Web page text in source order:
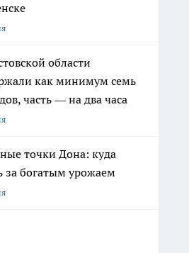
области
как минимум семь
часть — на два часа
точки Дона: куда
за богатым урожаем